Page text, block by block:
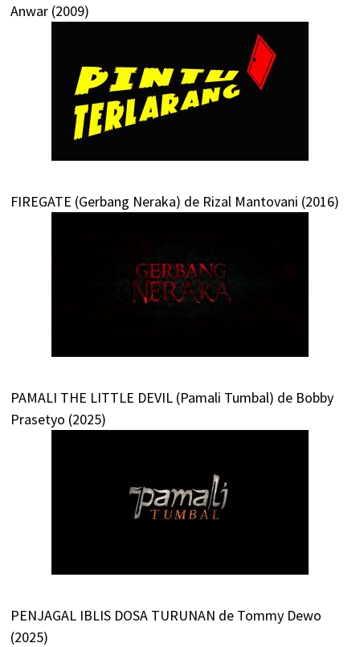
Anwar (2009)
FIREGATE (Gerbang Neraka) de Rizal Mantovani (2016)
PAMALI THE LITTLE DEVIL (Pamali Tumbal) de Bobby
Prasetyo (2025)
PENJAGAL IBLIS DOSA TURUNAN de Tommy Dewo
(2025)